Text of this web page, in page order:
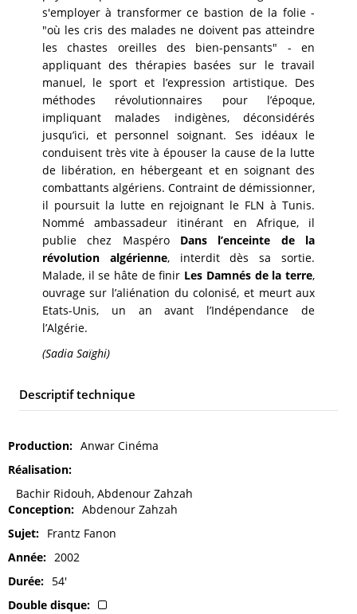
s'employer à transformer ce bastion de la folie -
"où les cris des malades ne doivent pas atteindre
les chastes oreilles des bien-pensants" - en
appliquant des thérapies basées sur le travail
manuel, le sport et l’expression artistique. Des
méthodes révolutionnaires pour l’époque,
impliquant malades indigènes, déconsidérés
jusqu’ici, et personnel soignant. Ses idéaux le
conduisent très vite à épouser la cause de la lutte
de libération, en hébergeant et en soignant des
combattants algériens. Contraint de démissionner,
il poursuit la lutte en rejoignant le FLN à Tunis.
Nommé ambassadeur itinérant en Afrique, il
publie chez Maspéro Dans l’enceinte de la
révolution algérienne, interdit dès sa sortie.
Malade, il se hâte de finir Les Damnés de la terre,
ouvrage sur l’aliénation du colonisé, et meurt aux
Etats-Unis, un an avant l’Indépendance de
l’Algérie.
(Sadia Saïghi)
Descriptif technique
Production
Anwar Cinéma
Réalisation
Bachir Ridouh, Abdenour Zahzah
Conception
Abdenour Zahzah
Sujet
Frantz Fanon
Année
2002
Durée
54'
Double disque